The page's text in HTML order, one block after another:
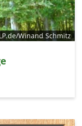
Winand Schmitz